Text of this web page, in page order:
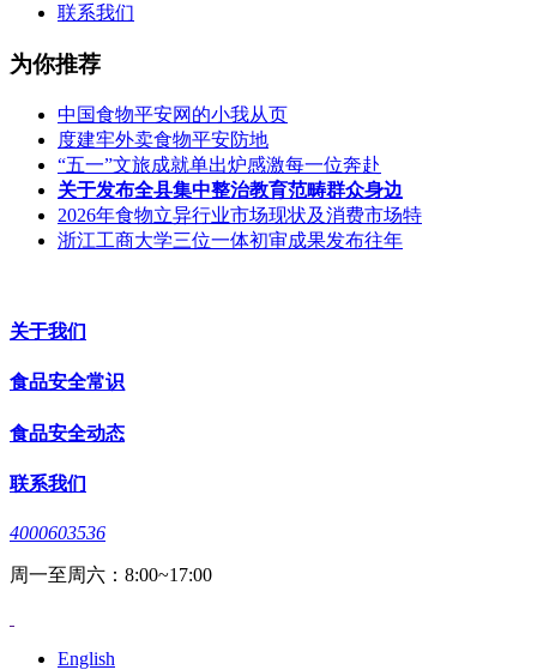
联系我们
为你推荐
中国食物平安网的小我从页
度建牢外卖食物平安防地
“五一”文旅成就单出炉感激每一位奔赴
关于发布全县集中整治教育范畴群众身边
2026年食物立异行业市场现状及消费市场特
浙江工商大学三位一体初审成果发布往年
关于我们
食品安全常识
食品安全动态
联系我们
4000603536
周一至周六：8:00~17:00
English